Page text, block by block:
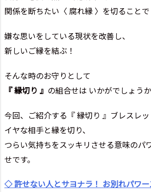
関係を断ちたい〈 腐れ縁 〉を切ることで
嫌な思いをしている現状を改善し、
新しいご縁を結ぶ！
そんな時のお守りとして
『 縁切り 』 の組合せは いかがでしょうか
今回、ご紹介する『 縁切り 』ブレスレ
イヤな相手と縁を切り、
つらい気持ちをスッキリさせる意味のパ
せです。
◇ 許せない人とサヨナラ！ お別れパワ